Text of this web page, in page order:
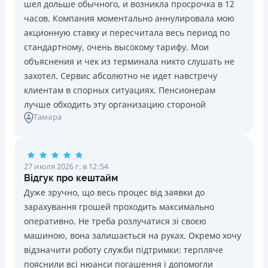
Погашение
В кассах и терминалах отделений
Оплата на расчетный счёт
Онлайн (через сайт или интернет-банкинг)
Через терминалы самообслуживания
Лицензия НБУ
Лицензия НБУ №10
Вся информация о кредите
ПОЛУЧИТЬ ЗАЙМ
Возраст
18 - 70 лет
Преимущества
Сниженная процентная ставка 0,01% в день для
новых клиентов на период от 3 до 30 дней (после
этого стандартная ставка 1%)
Запрашиваются только данные паспорта, ИНН, номер
банковской карты и телефона
проблемной кредитной историей.
Переводятся деньги на банковскую карту сразу после
подписания электронного договора о предоставлении
кредита
Дарятся скидки до -99% постоянным клиентам на
будущие кредиты согласно программе лояльности
Программа лояльности для постоянных клиентов
Круглосуточная поддержка в Viber, Telegram,
шел дольше обычного, и возникла просрочка в 12
часов. Компания моментально аннулировала мою
акционную ставку и пересчитала весь период по
стандартному, очень высокому тарифу. Мои
объяснения и чек из терминала никто слушать не
захотел. Сервис абсолютно не идет навстречу
клиентам в спорных ситуациях. Пенсионерам
лучше обходить эту организацию стороной
Тамара
27 июля 2026 г. в 12:54
Відгук про кештайм
Дуже зручно, що весь процес від заявки до
зарахування грошей проходить максимально
оперативно. Не треба розлучатися зі своєю
машиною, вона залишається на руках. Окремо хочу
відзначити роботу служби підтримки: терпляче
пояснили всі нюанси погашення і допомогли